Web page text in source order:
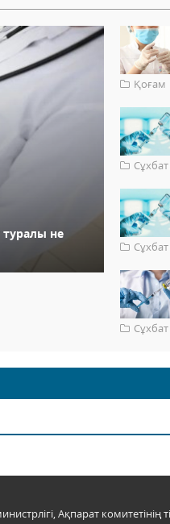
не
Қоғам
Сұхбат
Сұхбат
Сұхбат
Ақпарат комитетінің